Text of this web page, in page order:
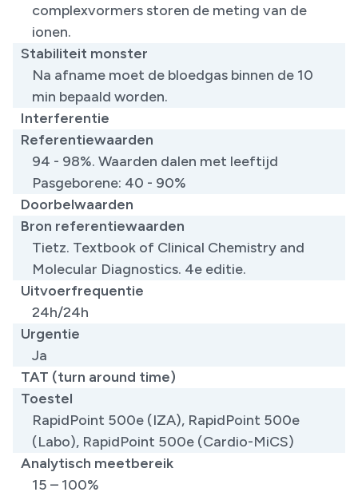
complexvormers storen de meting van de
ionen.
Stabiliteit monster
Na afname moet de bloedgas binnen de 10
min bepaald worden.
Interferentie
Referentiewaarden
94 - 98%. Waarden dalen met leeftijd
Pasgeborene: 40 - 90%
Doorbelwaarden
Bron referentiewaarden
Tietz. Textbook of Clinical Chemistry and
Molecular Diagnostics. 4e editie.
Uitvoerfrequentie
24h/24h
Urgentie
Ja
TAT (turn around time)
Toestel
RapidPoint 500e (IZA), RapidPoint 500e
(Labo), RapidPoint 500e (Cardio-MiCS)
Analytisch meetbereik
15 – 100%